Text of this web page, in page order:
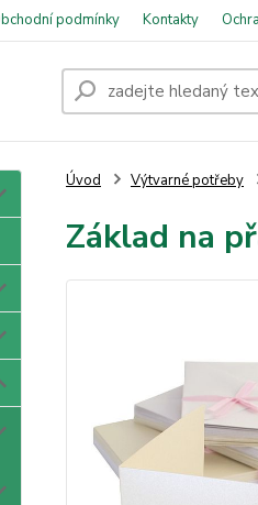
podmínky Kontakty
Úvod Výtvarné potřeby
Základ na